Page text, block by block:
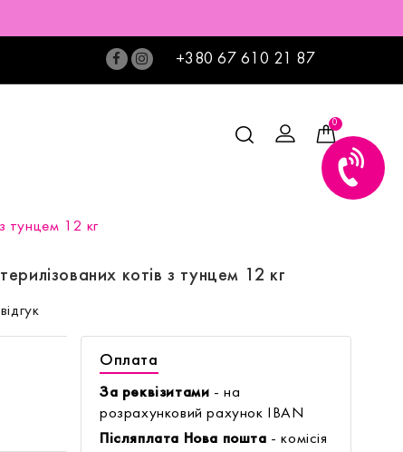
+380 67 610 21 87
0
тунцем 12 кг
котів з тунцем 12 кг
Оплата
За реквізитами - на
розрахунковий рахунок IBAN
Післяплата Нова пошта - комісія